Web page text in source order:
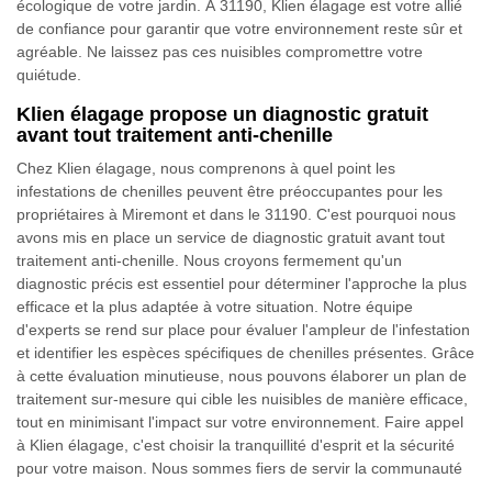
écologique de votre jardin. À 31190, Klien élagage est votre allié
de confiance pour garantir que votre environnement reste sûr et
agréable. Ne laissez pas ces nuisibles compromettre votre
quiétude.
Klien élagage propose un diagnostic gratuit
avant tout traitement anti-chenille
Chez Klien élagage, nous comprenons à quel point les
infestations de chenilles peuvent être préoccupantes pour les
propriétaires à Miremont et dans le 31190. C'est pourquoi nous
avons mis en place un service de diagnostic gratuit avant tout
traitement anti-chenille. Nous croyons fermement qu'un
diagnostic précis est essentiel pour déterminer l'approche la plus
efficace et la plus adaptée à votre situation. Notre équipe
d'experts se rend sur place pour évaluer l'ampleur de l'infestation
et identifier les espèces spécifiques de chenilles présentes. Grâce
à cette évaluation minutieuse, nous pouvons élaborer un plan de
traitement sur-mesure qui cible les nuisibles de manière efficace,
tout en minimisant l'impact sur votre environnement. Faire appel
à Klien élagage, c'est choisir la tranquillité d'esprit et la sécurité
pour votre maison. Nous sommes fiers de servir la communauté